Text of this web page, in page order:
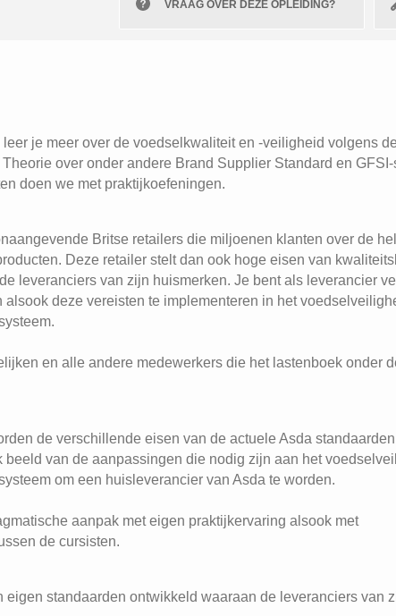
VRAAG OVER DEZE OPLEIDING?
je meer over de voedselkwaliteit en -veiligheid volgens
over onder andere Brand Supplier Standard en
doen we met praktijkoefeningen.
Britse retailers die miljoenen klanten over de
Deze retailer stelt dan ook hoge eisen van
leveranciers van zijn huismerken. Je bent als leverancier
alsook deze vereisten te implementeren in het
en alle andere medewerkers die het lastenboek onder
de verschillende eisen van de actuele Asda
beeld van de aanpassingen die nodig zijn aan het
om een huisleverancier van Asda te worden.
aanpak met eigen praktijkervaring alsook met
de cursisten.
eigen standaarden ontwikkeld waaraan de leveranciers van